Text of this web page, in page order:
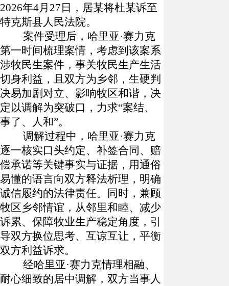
2026年4月27日，居某将杜某诉至
特克斯县人民法院。
案件受理后，哈里亚·赛力克
第一时间梳理案情，考虑到该案系
涉牧民生案件，事关牧民生产生活
切身利益，且双方为乡邻，生硬判
决易加剧对立、影响牧区和谐，决
定以调解为突破口，力求“案结、
事了、人和”。
调解过程中，哈里亚·赛力克
逐一核实口头约定、补签合同、赔
偿承诺等关键事实与证据，用通俗
易懂的语言向双方释法析理，明确
诚信履约的法律责任。同时，兼顾
牧区乡邻情谊，从邻里和睦、减少
诉累、保障牧业生产稳定角度，引
导双方换位思考、互谅互让，平衡
双方利益诉求。
经哈里亚·赛力克情理相融、
耐心细致的居中调解，双方当事人